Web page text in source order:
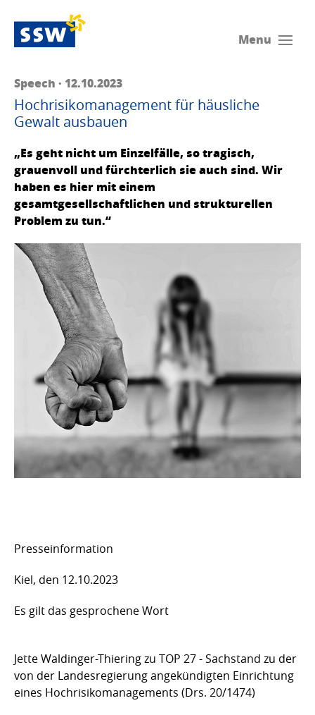
Menu
Speech · 12.10.2023
Hochrisikomanagement für häusliche
Gewalt ausbauen
„Es geht nicht um Einzelfälle, so tragisch,
grauenvoll und fürchterlich sie auch sind. Wir
haben es hier mit einem
gesamtgesellschaftlichen und strukturellen
Problem zu tun.“
Presseinformation
Kiel, den 12.10.2023
Es gilt das gesprochene Wort
Jette Waldinger-Thiering zu TOP 27 - Sachstand zu der
von der Landesregierung angekündigten Einrichtung
eines Hochrisikomanagements (Drs. 20/1474)